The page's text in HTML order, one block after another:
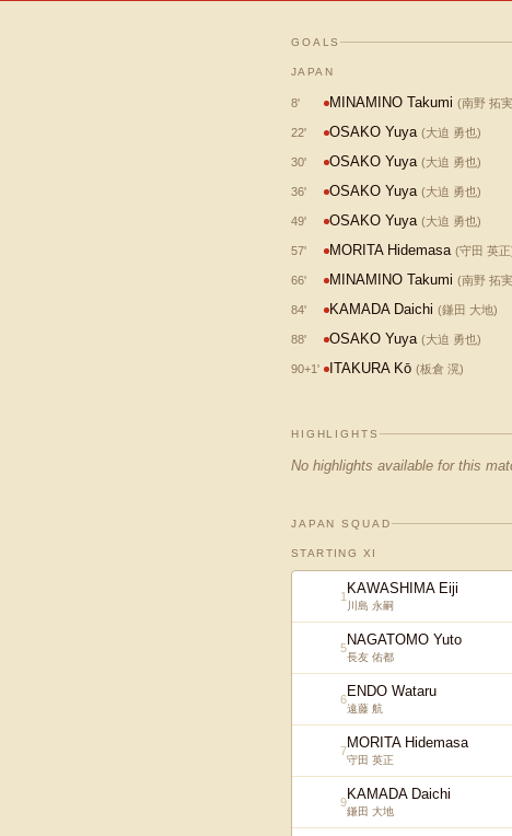
GOALS
JAPAN
8' MINAMINO Takumi (南野 拓実
22' OSAKO Yuya (大迫 勇也)
30' OSAKO Yuya (大迫 勇也)
36' OSAKO Yuya (大迫 勇也)
49' OSAKO Yuya (大迫 勇也)
57' MORITA Hidemasa (守田 英正
66' MINAMINO Takumi (南野 拓実
84' KAMADA Daichi (鎌田 大地)
88' OSAKO Yuya (大迫 勇也)
90+1' ITAKURA Kō (板倉 滉)
HIGHLIGHTS
No highlights available for this
JAPAN SQUAD
STARTING XI
1 KAWASHIMA Eiji
川島 永嗣
5NAGATOMO Yuto
長友 佑都
6ENDO Wataru
遠藤 航
7MORITA Hidemasa
守田 英正
9KAMADA Daichi
鎌田 大地